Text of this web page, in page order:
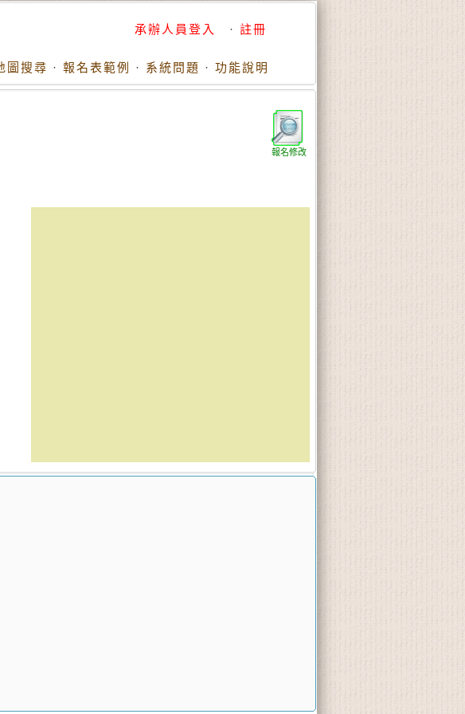
承辦人員登入 · 註冊
圖搜尋 · 報名表範例 · 系統問題 · 功能說明
報名修改